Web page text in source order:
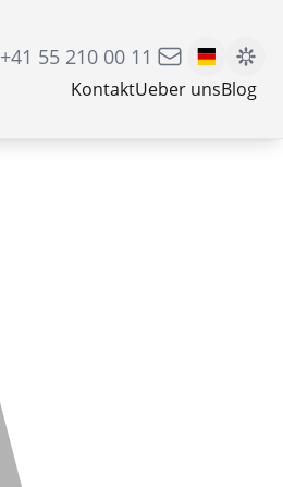
+41 55 210 00 11
KontaktUeber unsBlog